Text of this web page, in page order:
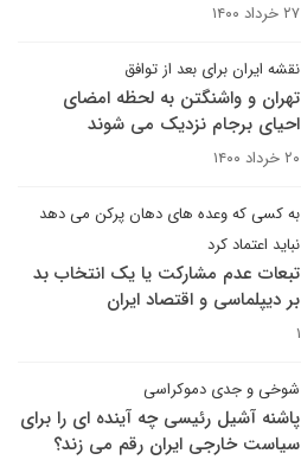
۲۷ خرداد ۱۴۰۰
نقشه ایران برای بعد از توافق
تهران و واشنگتن به لحظه امضای
احیای برجام نزدیک می شوند
۲۰ خرداد ۱۴۰۰
به کسی که وعده های دهان پرکن می دهد
نباید اعتماد کرد
تبعات عدم مشارکت یا یک انتخاب بد
بر دیپلماسی و اقتصاد ایران
شوخی و جدی دموکراسی
پاشنه آشیل رئیسی چه آینده ای را برای
سیاست خارجی ایران رقم می زند؟